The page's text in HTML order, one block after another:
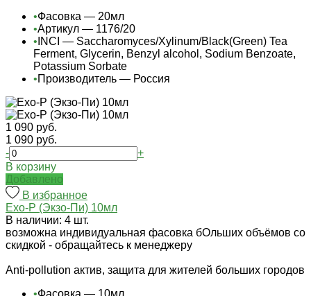
•Фасовка — 20мл
•Артикул — 1176/20
• INCI — Saccharomyces/Xylinum/Black(Green) Tea
Ferment, Glycerin, Benzyl alcohol, Sodium Benzoate,
Potassium Sorbate
•Производитель — Россия
1 090 руб.
1 090 руб.
-
+
В корзину
Добавлено
В избранное
Exo-P (Экзо-Пи) 10мл
В наличии: 4 шт.
возможна индивидуальная фасовка бОльших объёмов со
скидкой - обращайтесь к менеджеру
Anti-pollution актив, защита для жителей больших городов